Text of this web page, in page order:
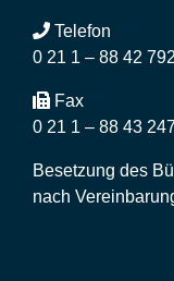
Telefon
0 21 1 – 88 42 792
Fax
0 21 1 – 88 43
Besetzung des
nach